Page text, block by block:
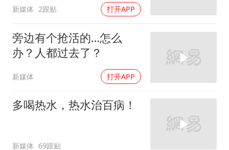
新媒体 2跟贴 打开APP
旁边有个抢活的…怎么
办？人都过去了？
新媒体 打开APP
多喝热水，热水治百病！
新媒体 69跟贴